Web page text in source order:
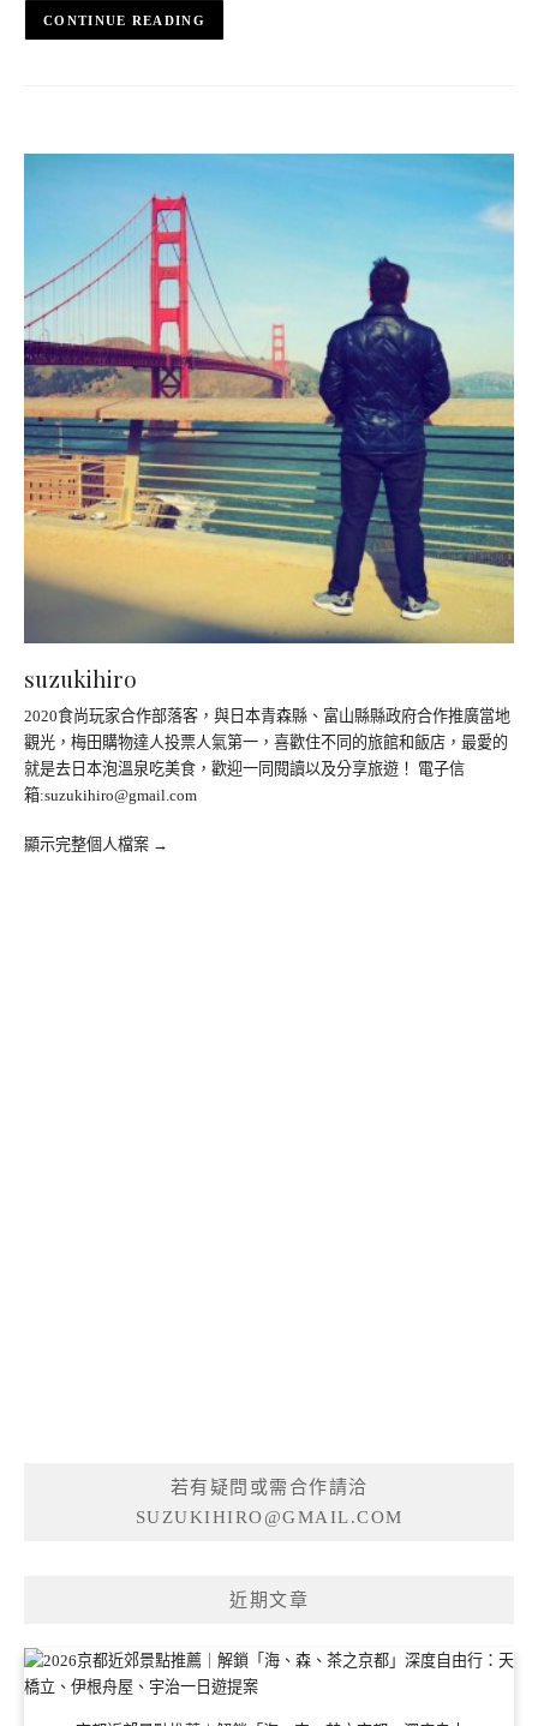
CONTINUE READING
suzukihiro
2020食尚玩家合作部落客，與日本青森縣、富山縣縣政府合作推廣當地
觀光，梅田購物達人投票人氣第一，喜歡住不同的旅館和飯店，最愛的
就是去日本泡溫泉吃美食，歡迎一同閱讀以及分享旅遊！ 電子信
箱:suzukihiro@gmail.com
顯示完整個人檔案 →
若有疑問或需合作請洽
SUZUKIHIRO@GMAIL.COM
近期文章